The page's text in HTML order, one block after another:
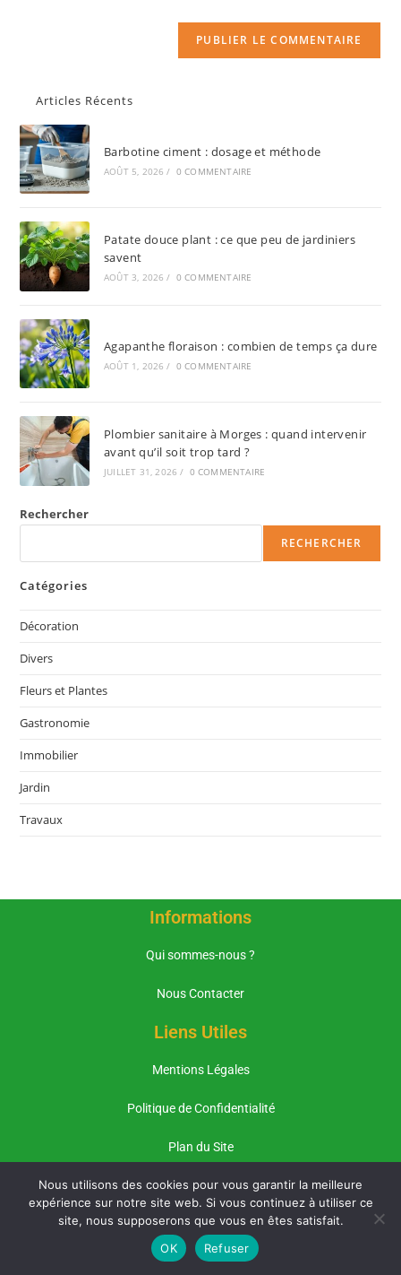
Articles Récents
Barbotine ciment : dosage et méthode
AOÛT 5, 2026 / 0 COMMENTAIRE
Patate douce plant : ce que peu de jardiniers
savent
AOÛT 3, 2026 / 0 COMMENTAIRE
Agapanthe floraison : combien de temps ça dure
AOÛT 1, 2026 / 0 COMMENTAIRE
Plombier sanitaire à Morges : quand intervenir
avant qu’il soit trop tard ?
JUILLET 31, 2026 / 0 COMMENTAIRE
Rechercher
RECHERCHER
Catégories
Décoration
Divers
Fleurs et Plantes
Gastronomie
Immobilier
Jardin
Travaux
Informations
Qui sommes-nous ?
Nous Contacter
Liens Utiles
Mentions Légales
Politique de Confidentialité
Plan du Site
Pages Importantes
Les crottes de crapaud
Electromust.com : que se passe-t-il ?
Nous utilisons des cookies pour vous garantir la meilleure
expérience sur notre site web. Si vous continuez à utiliser ce
site, nous supposerons que vous en êtes satisfait.
OK
Refuser